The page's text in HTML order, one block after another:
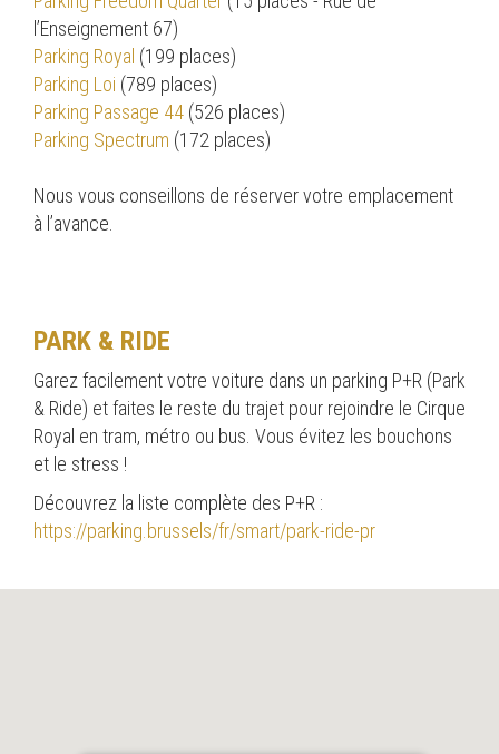
l’Enseignement 67)
Parking Royal (199 places)
Parking Loi (789 places)
Parking Passage 44 (526 places)
Parking Spectrum (172 places)
Nous vous conseillons de réserver votre emplacement
à l’avance.
PARK & RIDE
Garez facilement votre voiture dans un parking P+R (Park
& Ride) et faites le reste du trajet pour rejoindre le Cirque
Royal en tram, métro ou bus. Vous évitez les bouchons
et le stress !
Découvrez la liste complète des P+R :
https://parking.brussels/fr/smart/park-ride-pr